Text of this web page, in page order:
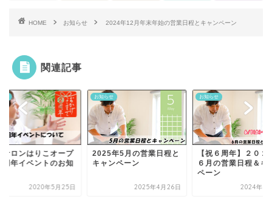
HOME お知らせ 2024年12月年末年始の営業日程とキャンペーン
関連記事
年5月の営業日程と
ンペーン
2025年4月26日
お知らせ
【祝６周年】２０２４年
６月の営業日程＆キャン
2024年5月13日
お知らせ
整体サロンはりこオ
ン２周年イベントの
らせ
2020年5